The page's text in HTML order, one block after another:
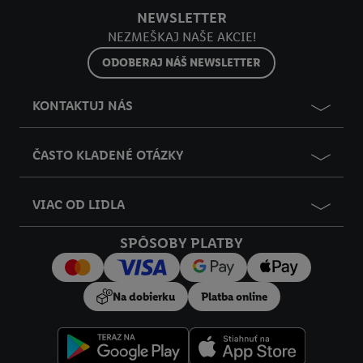
NEWSLETTER
NEZMEŠKAJ NAŠE AKCIE!
ODOBERAJ NÁŠ NEWSLETTER
KONTAKTUJ NÁS
ČASTO KLADENÉ OTÁZKY
VIAC OD LIDLA
SPÔSOBY PLATBY
Na dobierku Platba online
údajov a Vašom práve kedykoľvek odvolať súhlas s účinnosťou
do budúcnosti nájdete v našich zásadách ochrany osobných
Imprint nájdete tu.